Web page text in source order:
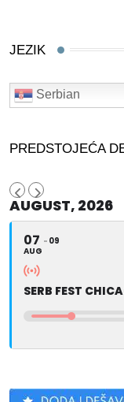
JEZIK
Serbian
PREDSTOJEĆA
AUGUST, 2026
07
AUG
09
SERB FEST